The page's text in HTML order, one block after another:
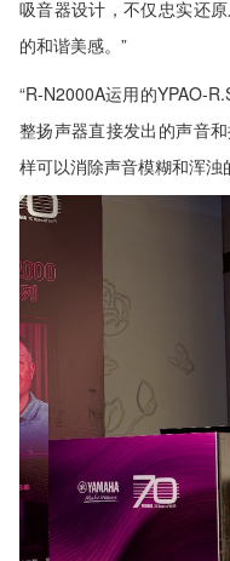
吸音器设计，不仅忠实还
的和谐美感。”
“R-N2000A运用的YPAO-
整扬声器直接发出的声音
样可以消除声音模糊和浑浊